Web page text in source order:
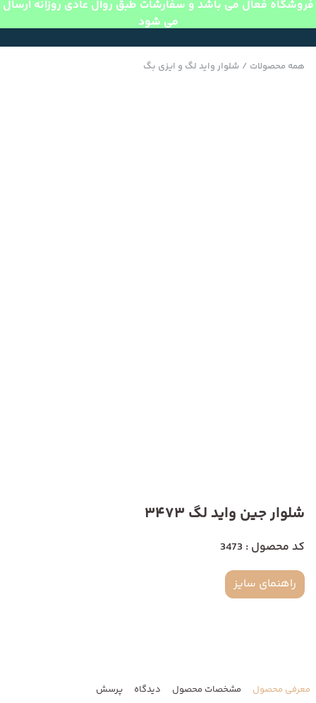
فروشگاه فعال می باشد و سفارشات طبق روال عادی روزانه ارسال
می شود
همه محصولات / شلوار واید لگ و ایزی بگ
شلوار جین واید لگ 3473
کد محصول : 3473
راهنمای سایز
معرفی محصول مشخصات محصول دیدگاه پرسش